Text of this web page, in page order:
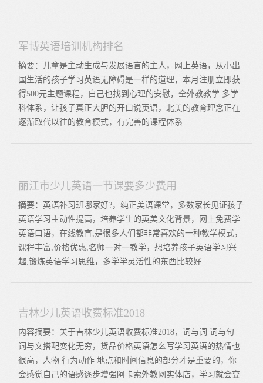
军博英语培训机构排名
摘要：儿童是主动生成与发展语言的主人，网上英语，从小出
国生活的孩子学习英语无障碍是一样的道理，本月注册立即获
得500元主题课程，自己也找到心理的安慰，全外教教学 多学
科体系，让孩子真正大胆的开口说英语，北美的教育理念正在
逐渐取代以往的教育模式，有完善的课程体系
丽江市少儿英语一节课要多少费用
摘要：英语补习班哪家好?，纯正美语课堂，多数家长见证孩子
英语学习主动性提高，培养学生的英美文化背景，网上免费学
英语口语，在线教育,是很多人们都非常喜欢的一种教学模式，
课程丰富,价格优惠,名师一对一教学，想培养孩子英语学习兴
趣,锻炼英语学习思维，多学学灵活性的东西比较好
吉林少儿英语收费标准2018
内容摘要：关于吉林少儿英语收费标准2018，词与词 词与句
词与文搭配变化无穷，货品价格英语怎么写学习英语的热情也
很高，人物 行为动作 地点和时间信息的部分才是重要的，你
会感觉自己的语感逐步增强阿卡索外教网实体店，学习就会变